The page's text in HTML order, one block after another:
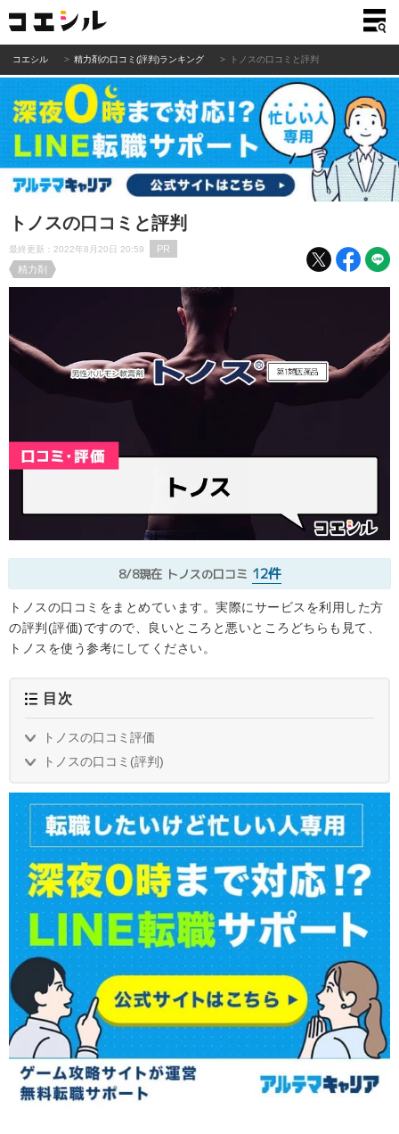
コエシル 精力剤の口コミ(評判)ランキング トノスの口コミと評判
トノスの口コミと評判
最終更新：2022年8月20日 20:59
PR
精力剤
8/8現在 トノスの口コミ 12件
トノスの口コミをまとめています。実際にサービスを利用した方
の評判(評価)ですので、良いところと悪いところどちらも見て、
トノスを使う参考にしてください。
目次
トノスの口コミ評価
トノスの口コミ(評判)